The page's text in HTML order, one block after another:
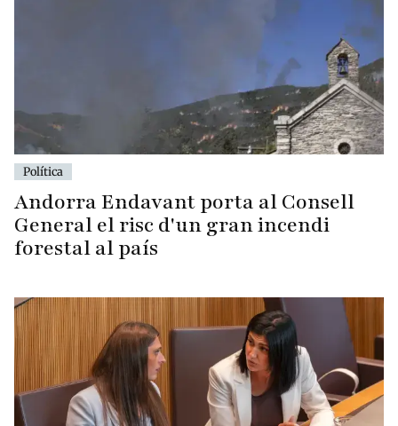
Política
Andorra Endavant porta al Consell
General el risc d'un gran incendi
forestal al país